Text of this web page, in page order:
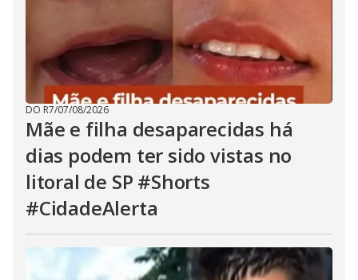
DO R7/07/08/2026
Mãe e filha desaparecidas há
dias podem ter sido vistas no
litoral de SP #Shorts
#CidadeAlerta